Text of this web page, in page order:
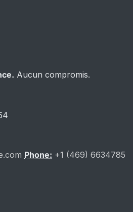
Aucun compromis.
Phone: +1 (469) 6634785